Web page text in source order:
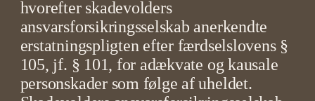
hvorefter skadevolders
ansvarsforsikringsselskab anerkendte
erstatningspligten efter færdselslovens §
105, jf. § 101, for adækvate og kausale
personskader som følge af uheldet.